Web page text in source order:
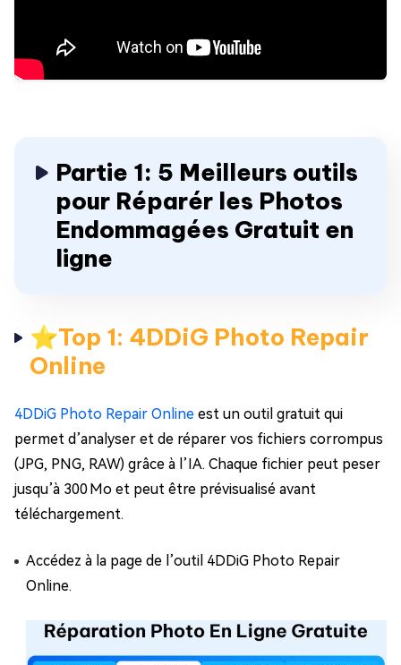
Partie 1: 5 Meilleurs outils
pour Réparér les Photos
Endommagées Gratuit en
ligne
⭐Top 1: 4DDiG Photo Repair
Online
4DDiG Photo Repair Online est un outil gratuit qui
permet d’analyser et de réparer vos fichiers corrompus
(JPG, PNG, RAW) grâce à l’IA. Chaque fichier peut peser
jusqu’à 300 Mo et peut être prévisualisé avant
téléchargement.
Accédez à la page de l’outil 4DDiG Photo Repair
Online.